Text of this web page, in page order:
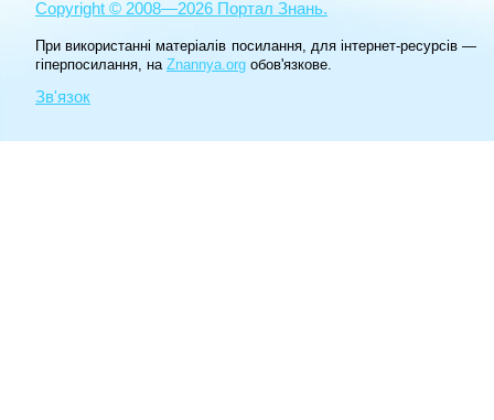
Copyright © 2008—2026 Портал Знань.
При використанні матеріалів посилання, для інтернет-ресурсів —
гіперпосилання, на Znannya.org обов'язкове.
Зв'язок